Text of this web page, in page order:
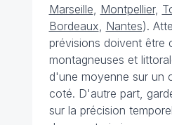
Marseille, Montpellier,
Bordeaux, Nantes).
prévisions doivent être
montagneuses et
d'une moyenne sur un
coté. D'autre part,
sur la précision